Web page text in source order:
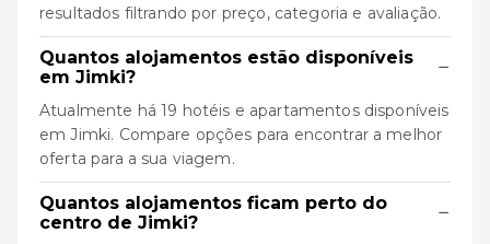
resultados filtrando por preço, categoria e avaliação.
Quantos alojamentos estão disponíveis
em Jimki?
−
Atualmente há 19 hotéis e apartamentos disponíveis
em Jimki. Compare opções para encontrar a melhor
oferta para a sua viagem.
Quantos alojamentos ficam perto do
centro de Jimki?
−